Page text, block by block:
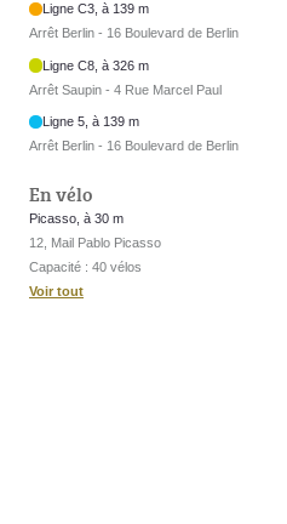
Ligne C3, à 139 m
Arrêt Berlin - 16 Boulevard de Berlin
Ligne C8, à 326 m
Arrêt Saupin - 4 Rue Marcel Paul
Ligne 5, à 139 m
Arrêt Berlin - 16 Boulevard de Berlin
En vélo
Picasso, à 30 m
12, Mail Pablo Picasso
Capacité : 40 vélos
Voir tout